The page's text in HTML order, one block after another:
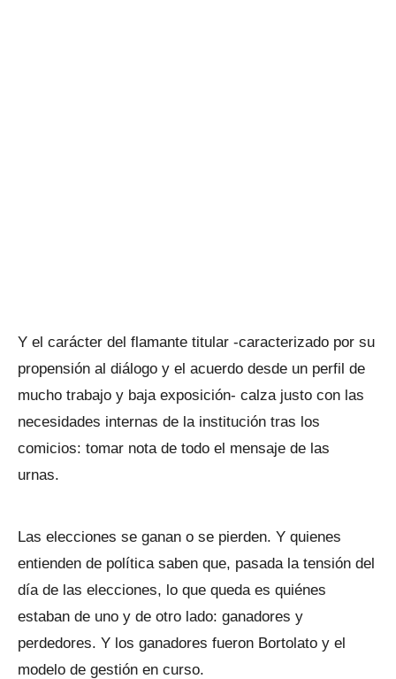
Y el carácter del flamante titular -caracterizado por su
propensión al diálogo y el acuerdo desde un perfil de
mucho trabajo y baja exposición- calza justo con las
necesidades internas de la institución tras los
comicios: tomar nota de todo el mensaje de las
urnas.
Las elecciones se ganan o se pierden. Y quienes
entienden de política saben que, pasada la tensión del
día de las elecciones, lo que queda es quiénes
estaban de uno y de otro lado: ganadores y
perdedores. Y los ganadores fueron Bortolato y el
modelo de gestión en curso.